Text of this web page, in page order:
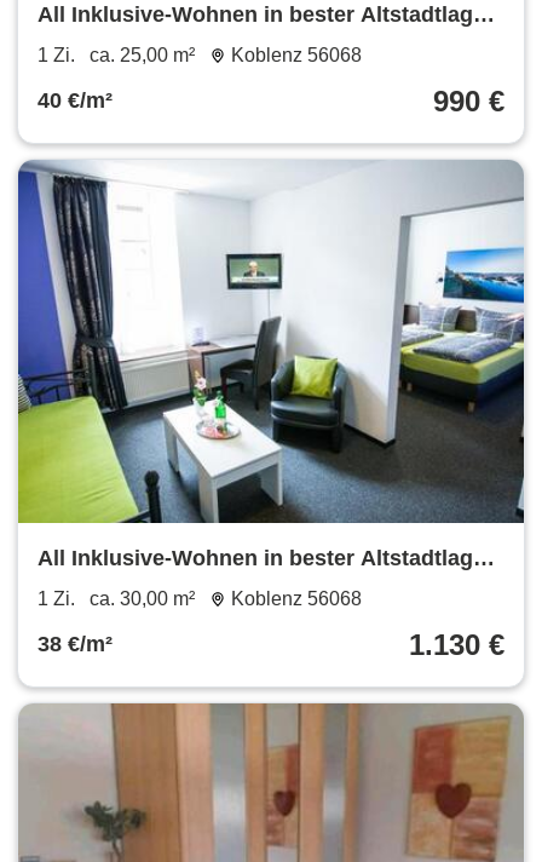
All Inklusive-Wohnen in bester Altstadtlage
(Comfort Apartment)
1 Zi. ca. 25,00 m² Koblenz 56068
40 €/m² 990 €
All Inklusive-Wohnen in bester Altstadtlage
(Superior Apartment)
1 Zi. ca. 30,00 m² Koblenz 56068
38 €/m² 1.130 €